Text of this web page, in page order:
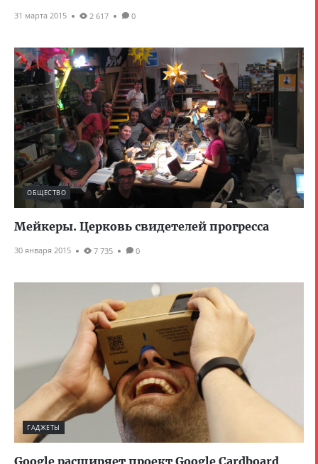
31 марта 2015 2 617 0
ОБЩЕСТВО
Мейкеры. Церковь свидетелей прогресса
30 января 2015 7 735 0
ГАДЖЕТЫ